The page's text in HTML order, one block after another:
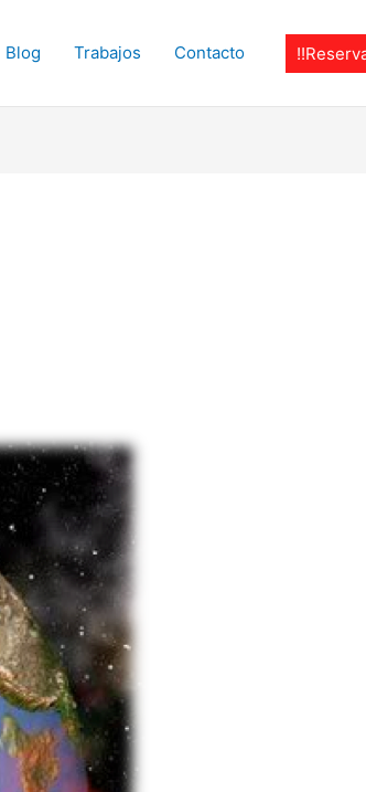
Blog Trabajos Contacto